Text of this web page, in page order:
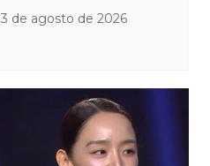
3 de agosto de 2026